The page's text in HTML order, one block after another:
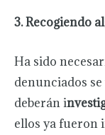
3. Recogiendo
Ha sido
denunciados
deberán i
ellos ya fueron